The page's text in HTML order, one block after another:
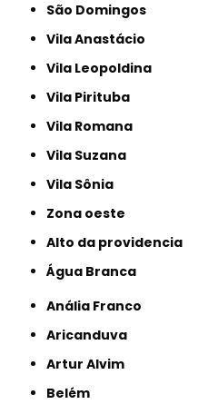
São Domingos
Vila Anastácio
Vila Leopoldina
Vila Pirituba
Vila Romana
Vila Suzana
Vila Sônia
Zona oeste
alto da providencia
Água Branca
Anália Franco
Aricanduva
Artur Alvim
Belém